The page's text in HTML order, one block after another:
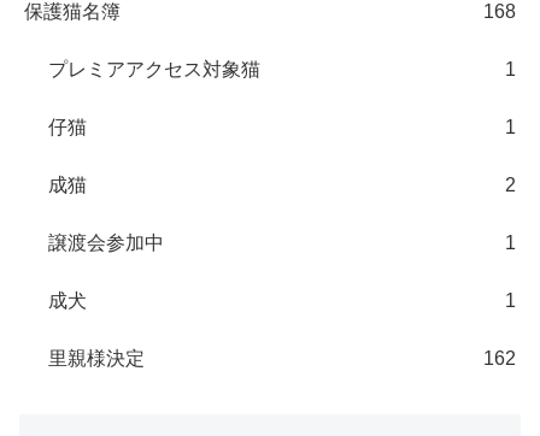
保護猫名簿 168
プレミアアクセス対象猫 1
仔猫 1
成猫 2
譲渡会参加中 1
成犬 1
里親様決定 162